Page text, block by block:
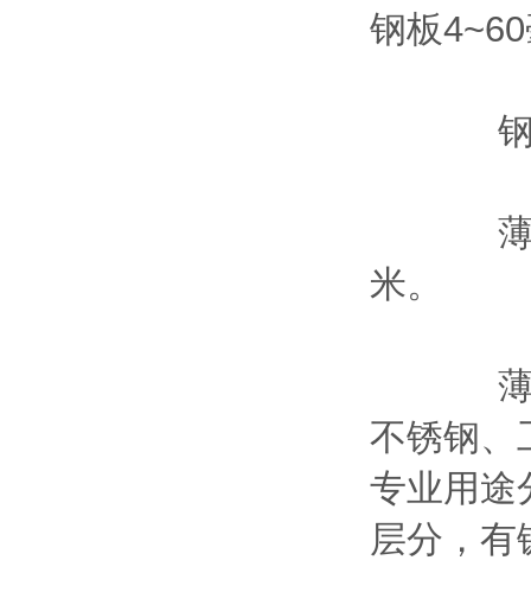
钢板
钢板
薄板的
米。
薄板按
不锈钢、
专业用途
层分，